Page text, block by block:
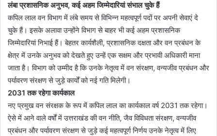
लंबा प्रशासनिक अनुभव,कई अहम जिम्मेदारियां संभाल चुके हैं
कपिल लाल वन विभाग में लंबे समय से विभिन्न महत्वपूर्ण पदों पर अपनी सेवाएं दे
चुके हैं। इसके अलावा उन्होंने विभाग से बाहर भी कई अहम प्रशासनिक
जिम्मेदारियां निभाई हैं। बेहतर कार्यशैली, प्रशासनिक दक्षता और वन प्रबंधन के
क्षेत्र में उनके अनुभव को देखते हुए उन्हें एक सक्षम और प्रभावी अधिकारी माना
जाता है। विभाग को उम्मीद है कि उनके नेतृत्व में वन संरक्षण, वन्यजीव प्रबंधन और
पर्यावरण संरक्षण से जुड़े कार्यों को नई गति मिलेगी।
2031तक रहेगा कार्यकाल
नए प्रमुख वन संरक्षक के रूप में कपिल लाल का कार्यकाल वर्ष 2031 तक रहेगा।
ऐसे में आने वाले वर्षों में उत्तराखंड की वन नीति, जैव विविधता संरक्षण, वन्यजीव
प्रबंधन और पर्यावरण संरक्षण से जुड़े कई महत्वपूर्ण निर्णय उनके नेतृत्व में लिए